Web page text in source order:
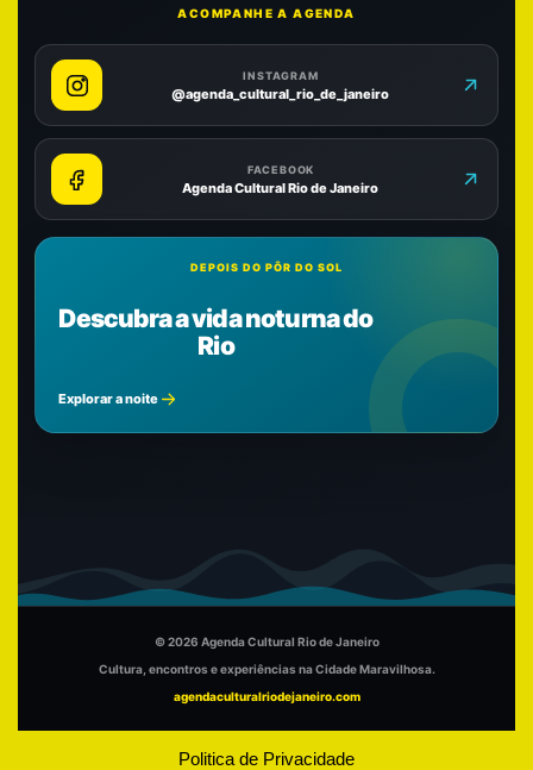
ACOMPANHE A AGENDA
INSTAGRAM
@agenda_cultural_rio_de_janeiro
FACEBOOK
Agenda Cultural Rio de Janeiro
DEPOIS DO PÔR DO SOL
Descubra a vida noturna do
Rio
Explorar a noite
© 2026 Agenda Cultural Rio de Janeiro
Cultura, encontros e experiências na Cidade Maravilhosa.
agendaculturalriodejaneiro.com
Politica de Privacidade